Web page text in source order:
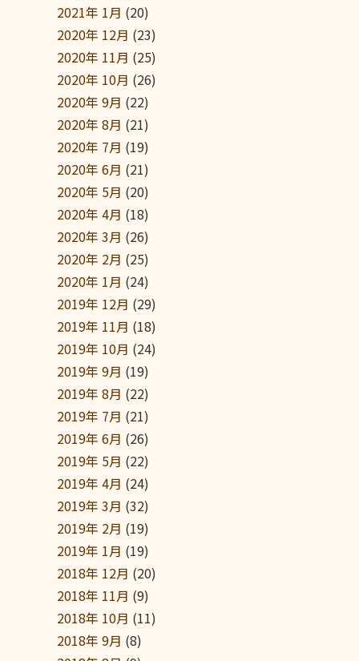
2021年 1月 (20)
2020年 12月 (23)
2020年 11月 (25)
2020年 10月 (26)
2020年 9月 (22)
2020年 8月 (21)
2020年 7月 (19)
2020年 6月 (21)
2020年 5月 (20)
2020年 4月 (18)
2020年 3月 (26)
2020年 2月 (25)
2020年 1月 (24)
2019年 12月 (29)
2019年 11月 (18)
2019年 10月 (24)
2019年 9月 (19)
2019年 8月 (22)
2019年 7月 (21)
2019年 6月 (26)
2019年 5月 (22)
2019年 4月 (24)
2019年 3月 (32)
2019年 2月 (19)
2019年 1月 (19)
2018年 12月 (20)
2018年 11月 (9)
2018年 10月 (11)
2018年 9月 (8)